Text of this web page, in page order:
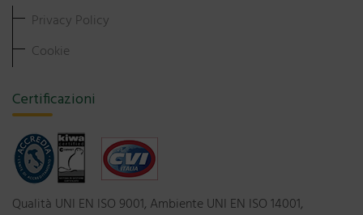
Privacy Policy
Cookie
Certificazioni
Qualità UNI EN ISO 9001, Ambiente UNI EN ISO 14001,